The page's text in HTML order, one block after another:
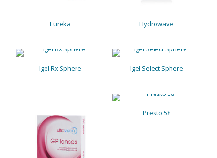
Eureka Hydrowave
Igel Rx Sphere Igel Select Sphere
Presto 58